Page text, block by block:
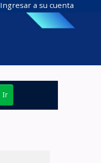
Ingresar a su cuenta
Ir